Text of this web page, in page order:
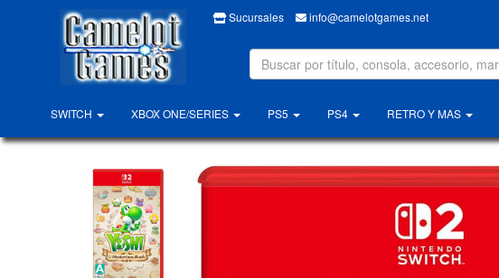
Sucursales info@camelotgames.net
SWITCH XBOX ONE/SERIES PS5 PS4 RETRO Y MAS